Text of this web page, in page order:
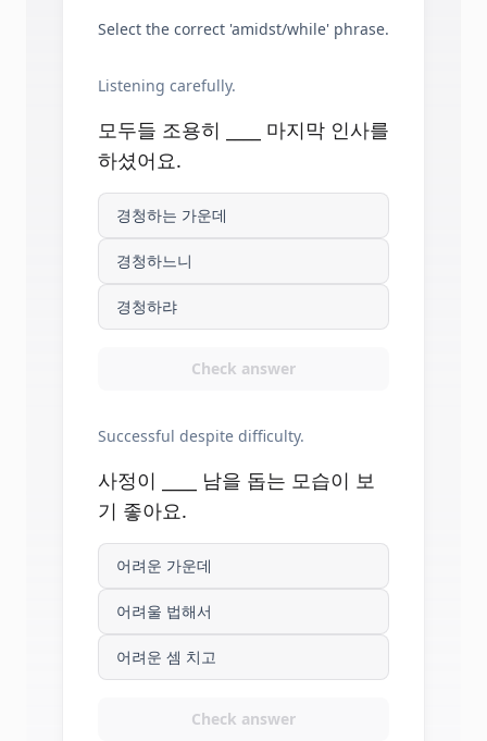
Select the correct 'amidst/while' phrase.
Listening carefully.
모두들 조용히 ____ 마지막 인사를
하셨어요.
경청하는 가운데
경청하느니
경청하랴
Check answer
Successful despite difficulty.
사정이 ____ 남을 돕는 모습이 보
기 좋아요.
어려운 가운데
어려울 법해서
어려운 셈 치고
Check answer